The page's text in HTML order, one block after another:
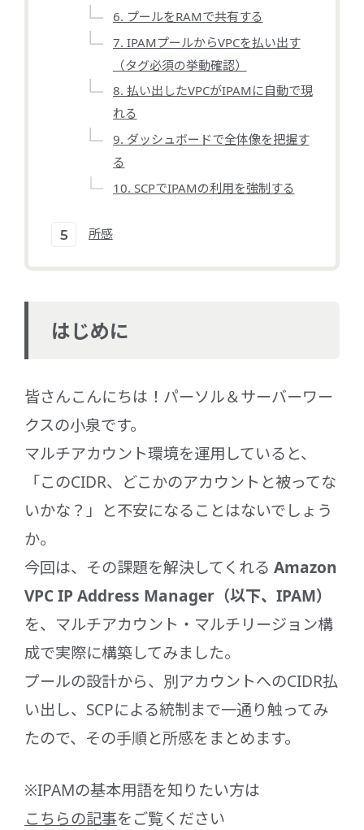
6. プールをRAMで共有する
7. IPAMプールからVPCを払い出す
（タグ必須の挙動確認）
8. 払い出したVPCがIPAMに自動で現
れる
9. ダッシュボードで全体像を把握す
る
10. SCPでIPAMの利用を強制する
所感
はじめに
皆さんこんにちは！パーソル＆サーバーワー
クスの小泉です。
マルチアカウント環境を運用していると、
「このCIDR、どこかのアカウントと被ってな
いかな？」と不安になることはないでしょう
か。
今回は、その課題を解決してくれる Amazon
VPC IP Address Manager（以下、IPAM）
を、マルチアカウント・マルチリージョン構
成で実際に構築してみました。
プールの設計から、別アカウントへのCIDR払
い出し、SCPによる統制まで一通り触ってみ
たので、その手順と所感をまとめます。
※IPAMの基本用語を知りたい方は
こちらの記事をご覧ください